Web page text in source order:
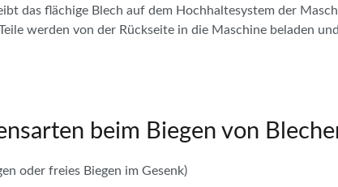
das flächige Blech auf dem Hochhaltesystem der
werden von der Rückseite in die Maschine beladen
beim Biegen von
oder freies Biegen im Gesenk)